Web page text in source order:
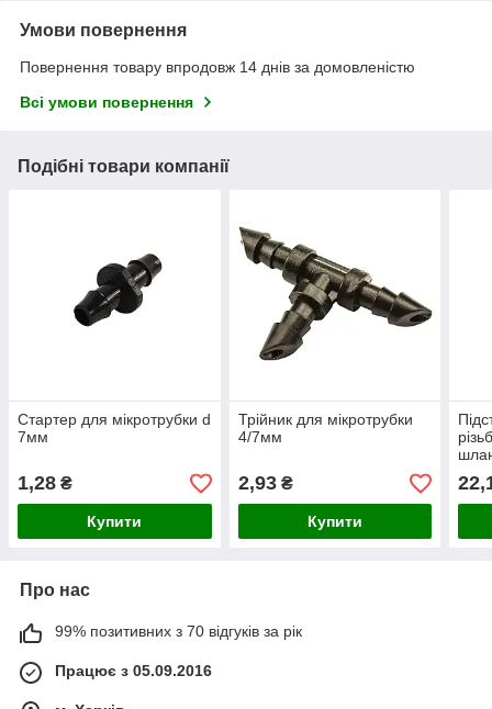
Умови повернення
Повернення товару впродовж 14 днів за домовленістю
Всі умови повернення
Подібні товари компанії
Стартер для мікротрубки d
7мм
1,28 ₴
Купити
Трійник для мікротрубки
4/7мм
2,93₴
Купити
Про нас
99% позитивних з 70 відгуків за рік
Працює з 05.09.2016